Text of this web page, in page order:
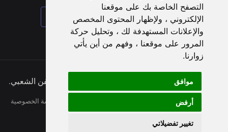
التصفح الخاصة بك على موقعنا
الإلكتروني ، ولإظهار المحتوى المخصص
والإعلانات المستهدفة لك ، وتحليل حركة
المرور على موقعنا ، وفهم من أين يأتي
زوارنا.
موافق
أرفض
تغيير تفضيلاتي
تسجيل أو تسجيل الدخول
حقوق النشر © 2026 الفنان مزعل فرحان - عملاق الفن الشعبي.
سياسة الخصوصية